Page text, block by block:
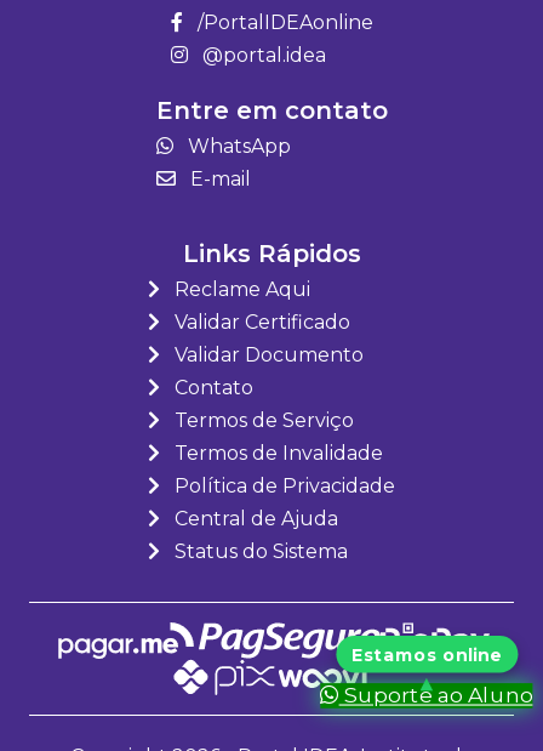
Suporte ao Aluno
/PortalIDEAonline
@portal.idea
Entre em contato
WhatsApp
E-mail
Links Rápidos
Reclame Aqui
Validar Certificado
Validar Documento
Contato
Termos de Serviço
Termos de Invalidade
Política de Privacidade
Central de Ajuda
Status do Sistema